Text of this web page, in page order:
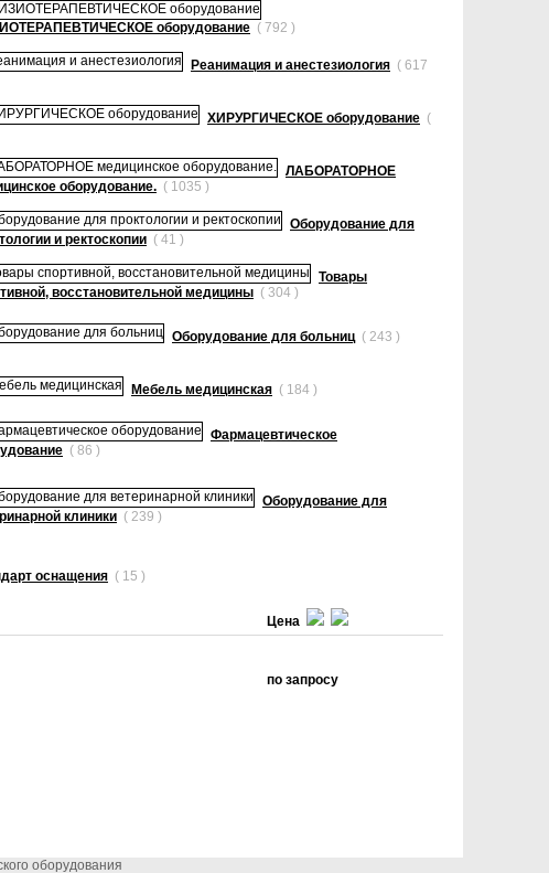
оборудование ( 792 )
Реанимация и анестезиология ( 617
ХИРУРГИЧЕСКОЕ оборудование (
ЛАБОРАТОРНОЕ
оборудование. ( 1035 )
Оборудование для
и ректоскопии ( 41 )
Товары
восстановительной медицины ( 304 )
Оборудование для больниц ( 243 )
Мебель медицинская ( 184 )
Фармацевтическое
( 86 )
Оборудование для
клиники ( 239 )
оснащения ( 15 )
Цена
по запросу
оборудования